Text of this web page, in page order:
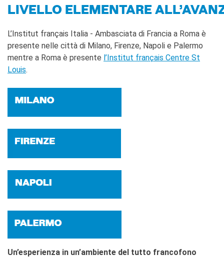
LIVELLO ELEMENTARE
L’Institut français Italia - Ambasciata di Francia a Roma è
presente nelle città di Milano, Firenze, Napoli e Palermo
mentre a Roma è presente l’Institut français Centre St
Louis.
Un’esperienza in un’ambiente del tutto francofono